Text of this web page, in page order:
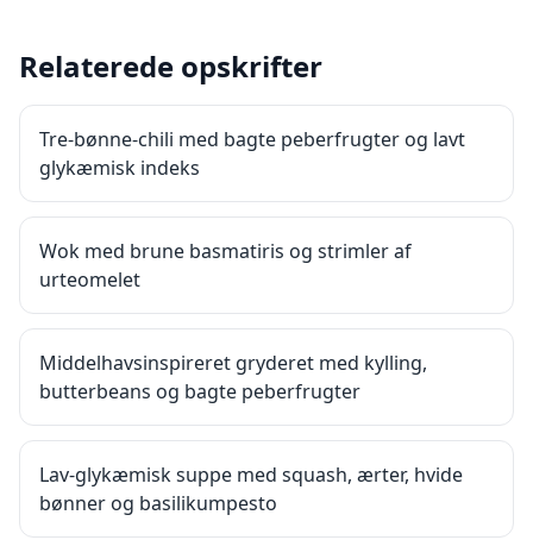
Relaterede opskrifter
Tre-bønne-chili med bagte peberfrugter og lavt
glykæmisk indeks
Wok med brune basmatiris og strimler af
urteomelet
Middelhavsinspireret gryderet med kylling,
butterbeans og bagte peberfrugter
Lav-glykæmisk suppe med squash, ærter, hvide
bønner og basilikumpesto